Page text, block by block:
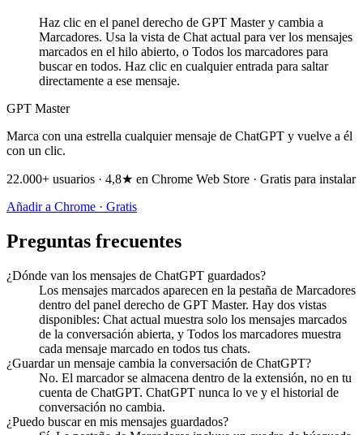
Haz clic en el panel derecho de GPT Master y cambia a
Marcadores. Usa la vista de Chat actual para ver los mensajes
marcados en el hilo abierto, o Todos los marcadores para
buscar en todos. Haz clic en cualquier entrada para saltar
directamente a ese mensaje.
GPT Master
Marca con una estrella cualquier mensaje de ChatGPT y vuelve a él
con un clic.
22.000+ usuarios · 4,8★ en Chrome Web Store · Gratis para instalar
Añadir a Chrome · Gratis
Preguntas frecuentes
¿Dónde van los mensajes de ChatGPT guardados?
Los mensajes marcados aparecen en la pestaña de Marcadores
dentro del panel derecho de GPT Master. Hay dos vistas
disponibles: Chat actual muestra solo los mensajes marcados
de la conversación abierta, y Todos los marcadores muestra
cada mensaje marcado en todos tus chats.
¿Guardar un mensaje cambia la conversación de ChatGPT?
No. El marcador se almacena dentro de la extensión, no en tu
cuenta de ChatGPT. ChatGPT nunca lo ve y el historial de
conversación no cambia.
¿Puedo buscar en mis mensajes guardados?